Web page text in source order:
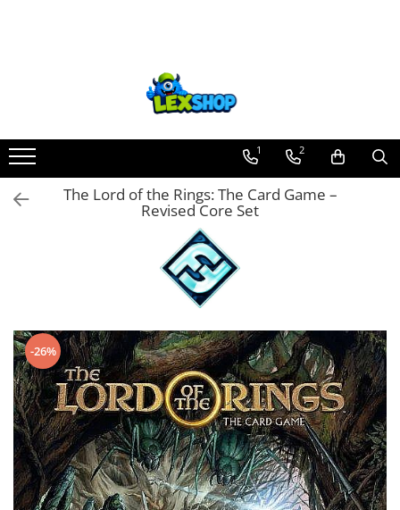
Board Games
Extensii boardgames
Card Games (jocuri cu carti)
Jocuri pentru toata familia
Party Games (jocuri de petrecere)
Smart Games
Puzzle-uri logice
Jocuri cu miniaturi
Battletech
Final Girl - solo game
Miniaturi Arkham Horror
1 2
The Lord of the Rings: The Card Game –
Revised Core Set
-26%